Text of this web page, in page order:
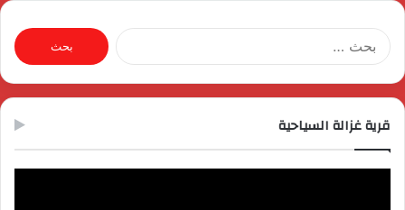
البحث
عن:
قرية غزالة السياحية